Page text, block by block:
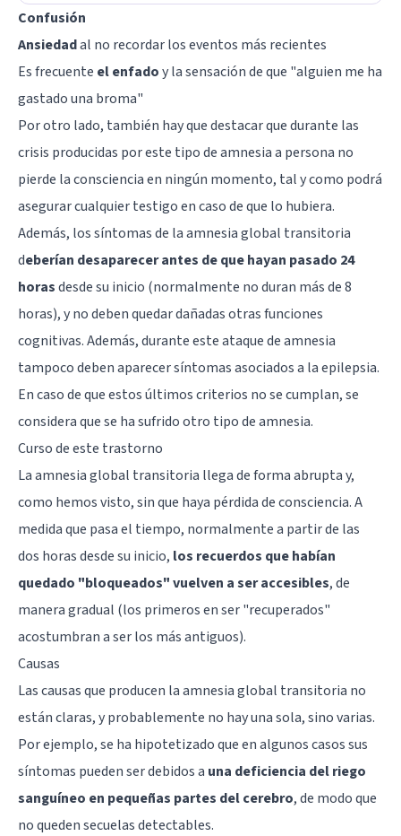
Confusión
Ansiedadal no recordar los eventos más recientes
Es frecuente el enfadoy la sensación de que "alguien me ha
gastado una broma"
Por otro lado, también hay que destacar que durante las
crisis producidas por este tipo de amnesia a persona no
pierde la consciencia en ningún momento, tal y como podrá
asegurar cualquier testigo en caso de que lo hubiera.
Además, los síntomas de la amnesia global transitoria
deberían desaparecer antes de que hayan pasado 24
horasdesde su inicio (normalmente no duran más de 8
horas), y no deben quedar dañadas otras funciones
cognitivas. Además, durante este ataque de amnesia
tampoco deben aparecer síntomas asociados a la epilepsia.
En caso de que estos últimos criterios no se cumplan, se
considera que se ha sufrido otro tipo de amnesia.
Curso de este trastorno
La amnesia global transitoria llega de forma abrupta y,
como hemos visto, sin que haya pérdida de consciencia. A
medida que pasa el tiempo, normalmente a partir de las
dos horas desde su inicio, los recuerdos que habían
quedado "bloqueados" vuelven a ser accesibles, de
manera gradual (los primeros en ser "recuperados"
acostumbran a ser los más antiguos).
Causas
Las causas que producen la amnesia global transitoria no
están claras, y probablemente no hay una sola, sino varias.
Por ejemplo, se ha hipotetizado que en algunos casos sus
síntomas pueden ser debidos a una deficiencia del riego
sanguíneo en pequeñas partes del cerebro, de modo que
no queden secuelas detectables.